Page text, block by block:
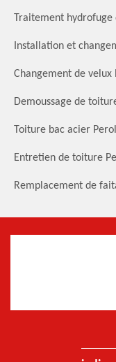
Traitement
Installation et
Changement de velux
Demoussage de
Toiture bac acier
Entretien de toiture
Remplacement de